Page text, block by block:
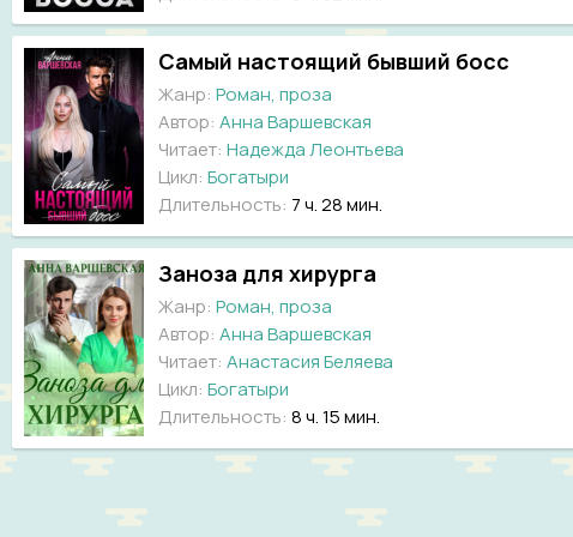
Самый настоящий бывший босс
Жанр: Роман, проза
Автор: Анна Варшевская
Читает: Надежда Леонтьева
Цикл: Богатыри
Длительность: 7 ч. 28 мин.
Заноза для хирурга
Жанр: Роман, проза
Автор: Анна Варшевская
Читает: Анастасия Беляева
Цикл: Богатыри
Длительность: 8 ч. 15 мин.